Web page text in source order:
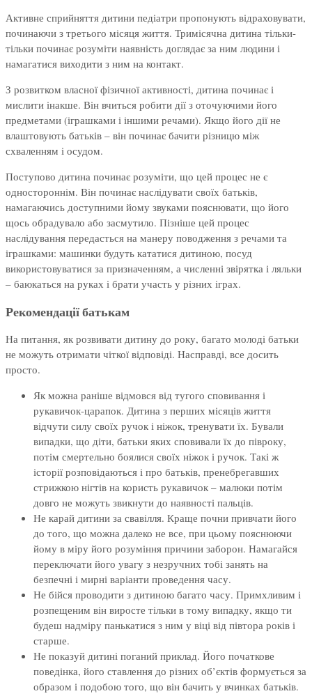
Активне сприйняття дитини педіатри пропонують відраховувати,
починаючи з третього місяця життя. Тримісячна дитина тільки-
тільки починає розуміти наявність доглядає за ним людини і
намагатися виходити з ним на контакт.
З розвитком власної фізичної активності, дитина починає і
мислити інакше. Він вчиться робити дії з оточуючими його
предметами (іграшками і іншими речами). Якщо його дії не
влаштовують батьків – він починає бачити різницю між
схваленням і осудом.
Поступово дитина починає розуміти, що цей процес не є
одностороннім. Він починає наслідувати своїх батьків,
намагаючись доступними йому звуками пояснювати, що його
щось обрадувало або засмутило. Пізніше цей процес
наслідування передасться на манеру поводження з речами та
іграшками: машинки будуть кататися дитиною, посуд
використовуватися за призначенням, а численні звірятка і ляльки
– баюкаться на руках і брати участь у різних іграх.
Рекомендації батькам
На питання, як розвивати дитину до року, багато молоді батьки
не можуть отримати чіткої відповіді. Насправді, все досить
просто.
Як можна раніше відмовся від тугого сповивання і
рукавичок-царапок. Дитина з перших місяців життя
відчути силу своїх ручок і ніжок, тренувати їх. Бували
випадки, що діти, батьки яких сповивали їх до півроку,
потім смертельно боялися своїх ніжок і ручок. Такі ж
історії розповідаються і про батьків, пренебрегавших
стрижкою нігтів на користь рукавичок – малюки потім
довго не можуть звикнути до наявності пальців.
Не карай дитини за свавілля. Краще почни привчати його
до того, що можна далеко не все, при цьому пояснюючи
йому в міру його розуміння причини заборон. Намагайся
переключати його увагу з незручних тобі занять на
безпечні і мирні варіанти проведення часу.
Не бійся проводити з дитиною багато часу. Примхливим і
розпещеним він виросте тільки в тому випадку, якщо ти
будеш надміру панькатися з ним у віці від півтора років і
старше.
Не показуй дитині поганий приклад. Його початкове
поведінка, його ставлення до різних об’єктів формується за
образом і подобою того, що він бачить у вчинках батьків.